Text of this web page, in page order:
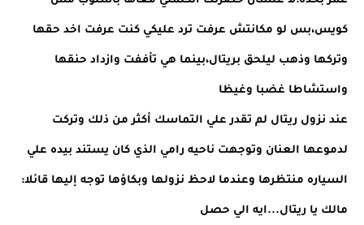
كويس،بس لو مكانتش عرفت ترد عليكي كنت عرفت اخد حقها
وتركها وذهب ليلحق بريتال،بينما هي تأففت وازداد حنقها
واستشاطا غضبا وغيظا
عند نزول ريتال لم تقدر علي التماسك أكثر من ذلك وتركت
لدموعها العنان وتوجهت ناحيه رامي الذي كان يستند بيده علي
السياره منتظرها وعندما لاحظ نزولها وبكاؤها توجه إليها قائلا:
مالك يا ريتال...ايه الي حصل